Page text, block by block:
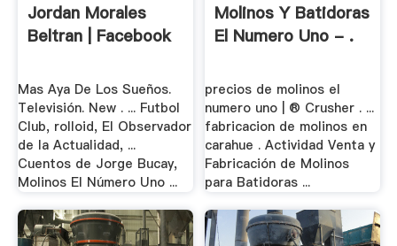
Jordan Morales
Beltran | Facebook
Mas Aya De Los Sueños.
Televisión. New . ... Futbol
Club, rolloid, El Observador
de la Actualidad, ...
Cuentos de Jorge Bucay,
Molinos El Número Uno ...
Molinos Y Batidoras
El Numero Uno - .
precios de molinos el
numero uno | ® Crusher . ...
fabricacion de molinos en
carahue . Actividad Venta y
Fabricación de Molinos
para Batidoras ...